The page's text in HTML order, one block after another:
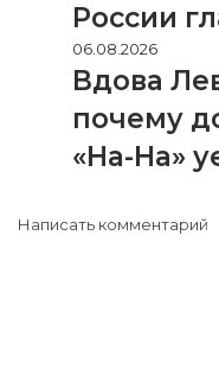
России
06.08.2026
Вдова
почему
«На-На»
Написать комментарий